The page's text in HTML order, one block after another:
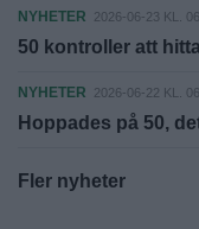
NYHETER 2026-06-23 KL.
50 kontroller att
NYHETER 2026-06-22 KL.
Hoppades på 50,
Fler nyheter